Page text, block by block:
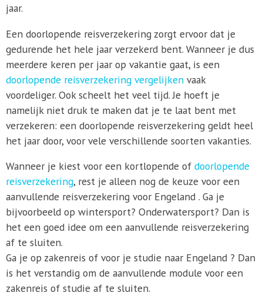
jaar.
Een doorlopende reisverzekering zorgt ervoor dat je
gedurende het hele jaar verzekerd bent. Wanneer je dus
meerdere keren per jaar op vakantie gaat, is een
doorlopende reisverzekering vergelijkenvaak
voordeliger. Ook scheelt het veel tijd. Je hoeft je
namelijk niet druk te maken dat je te laat bent met
verzekeren: een doorlopende reisverzekering geldt heel
het jaar door, voor vele verschillende soorten vakanties.
Wanneer je kiest voor een kortlopende of doorlopende
reisverzekering, rest je alleen nog de keuze voor een
aanvullende reisverzekering voor Engeland . Ga je
bijvoorbeeld op wintersport? Onderwatersport? Dan is
het een goed idee om een aanvullende reisverzekering
af te sluiten.
Ga je op zakenreis of voor je studie naar Engeland ? Dan
is het verstandig om de aanvullende module voor een
zakenreis of studie af te sluiten.